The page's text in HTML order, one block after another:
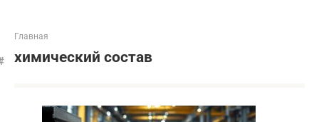
Главная
химический состав